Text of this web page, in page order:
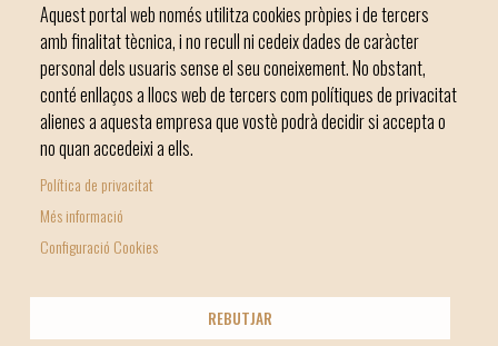
Footer
menu
-
Inici Ajuntament El nostre municipi
Telèfon 971 84 91 00 - CIF: P0703300D
Aquest portal web només utilitza cookies pròpies i de tercers
amb finalitat tècnica, i no recull ni cedeix dades de caràcter
personal dels usuaris sense el seu coneixement. No obstant,
conté enllaços a llocs web de tercers com polítiques de privacitat
alienes a aquesta empresa que vostè podrà decidir si accepta o
no quan accedeixi a ells.
Política de privacitat
Més informació
Configuració Cookies
REBUTJAR
© Ajuntament de Manacor
Licencia Creative Commons